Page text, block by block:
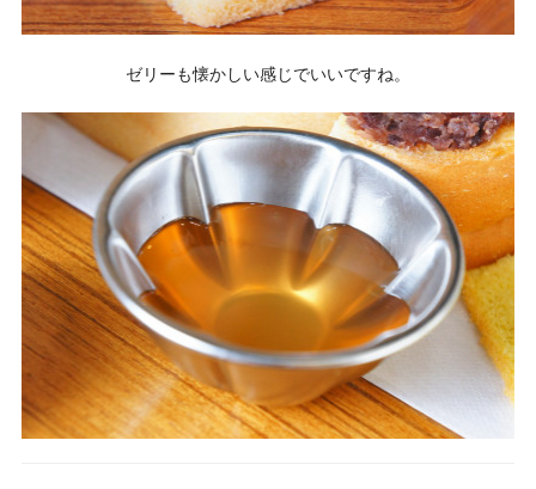
ゼリーも懐かしい感じでいいですね。